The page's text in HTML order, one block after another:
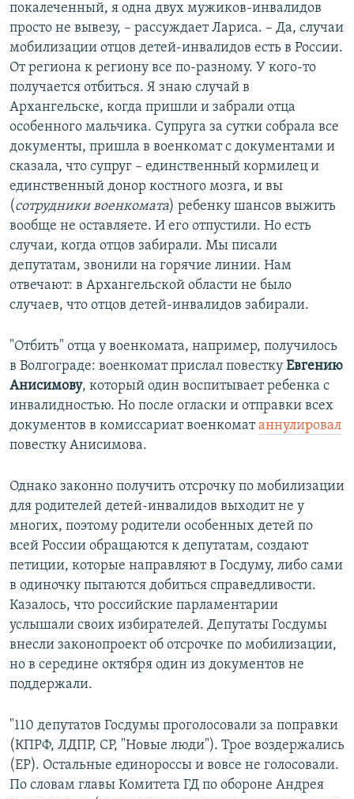
покалеченный, я одна двух мужиков-инвалидов
просто не вывезу, – рассуждает Лариса. – Да, случаи
мобилизации отцов детей-инвалидов есть в России.
От региона к региону все по-разному. У кого-то
получается отбиться. Я знаю случай в
Архангельске, когда пришли и забрали отца
особенного мальчика. Супруга за сутки собрала все
документы, пришла в военкомат с документами и
сказала, что супруг – единственный кормилец и
единственный донор костного мозга, и вы
(сотрудники военкомата) ребенку шансов выжить
вообще не оставляете. И его отпустили. Но есть
случаи, когда отцов забирали. Мы писали
депутатам, звонили на горячие линии. Нам
отвечают: в Архангельской области не было
случаев, что отцов детей-инвалидов забирали.
"Отбить" отца у военкомата, например, получилось
в Волгограде: военкомат прислал повестку Евгению
Анисимову, который один воспитывает ребенка с
инвалидностью. Но после огласки и отправки всех
документов в комиссариат военкоматаннулировал
повестку Анисимова.
Однако законно получить отсрочку по мобилизации
для родителей детей-инвалидов выходит не у
многих, поэтому родители особенных детей по
всей России обращаются к депутатам, создают
петиции, которые направляют в Госдуму, либо сами
в одиночку пытаются добиться справедливости.
Казалось, что российские парламентарии
услышали своих избирателей. Депутаты Госдумы
внесли законопроект об отсрочке по мобилизации,
но в середине октября один из документов не
поддержали.
"110 депутатов Госдумы проголосовали за поправки
(КПРФ, ЛДПР, СР, "Новые люди"). Трое воздержались
(ЕР). Остальные единороссы и вовсе не голосовали.
По словам главы Комитета ГД по обороне Андрея